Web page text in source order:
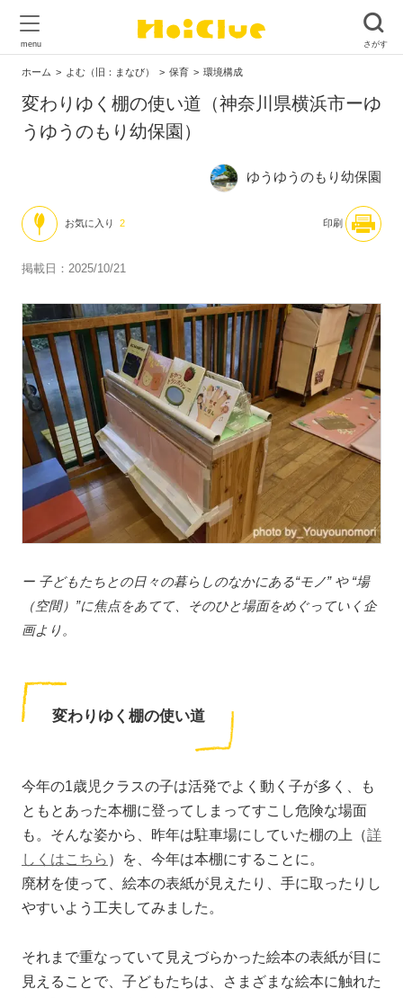
ホーム よむ（旧：まなび） 保育 環境構成
変わりゆく棚の使い道（神奈川県横浜市ーゆ
うゆうのもり幼保園）
ゆうゆうのもり幼保園
お気に入り 2 印刷
掲載日：2025/10/21
ー 子どもたちとの日々の暮らしのなかにある“モノ” や “場
（空間）”に焦点をあてて、そのひと場面をめぐっていく企
画より。
変わりゆく棚の使い道
今年の1歳児クラスの子は活発でよく動く子が多く、も
ともとあった本棚に登ってしまってすこし危険な場面
も。そんな姿から、昨年は駐車場にしていた棚の上（詳
しくはこちら ）を、今年は本棚にすることに。
廃材を使って、絵本の表紙が見えたり、手に取ったりし
やすいよう工夫してみました。
それまで重なっていて見えづらかった絵本の表紙が目に
見えることで、子どもたちは、さまざまな絵本に触れた